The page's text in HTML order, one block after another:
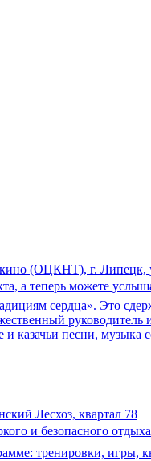
(ОЦКНТ), г. Липецк,
а теперь можете
сердца». Это
казачьи песни,
Лесхоз, квартал 78
и безопасного
тренировки, игры,